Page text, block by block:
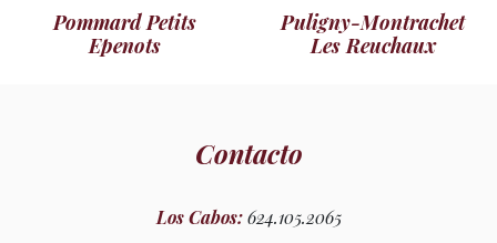
Pommard Petits
Epenots
Puligny-Montrachet
Les Reuchaux
Contacto
Los Cabos: 624.105.2065